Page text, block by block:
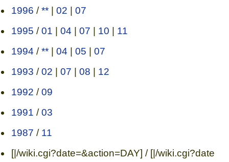
1996 /**| 02 | 07
1995 /01 | 04 | 07 | 10 | 11
1994 /**| 04 | 05 | 07
1993 /02 | 07 | 08 | 12
1992 /09
1991 /03
1987 / 11
[|/wiki.cgi?date=&action=DAY] / [|/wiki.cgi?date